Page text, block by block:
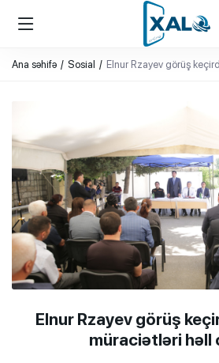
XALQ.ONLINE
ONLAYN PLATFORMA
Ana səhifə Sosial Elnur Rzayev görüş
Elnur Rzayev görüş
müraciətləri həll